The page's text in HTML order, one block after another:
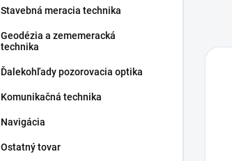
Stavebná meracia technika
Geodézia a zememeracká
technika
Ďalekohľady pozorovacia optika
Komunikačná technika
Navigácia
Ostatný tovar